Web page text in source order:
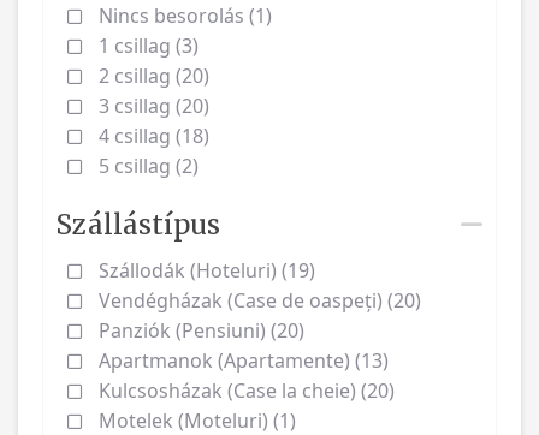
Nincs besorolás (1)
1 csillag (3)
2 csillag (20)
3 csillag (20)
4 csillag (18)
5 csillag (2)
Szállástípus
Szállodák (Hoteluri) (19)
Vendégházak (Case de oaspeți) (20)
Panziók (Pensiuni) (20)
Apartmanok (Apartamente) (13)
Kulcsosházak (Case la cheie) (20)
Motelek (Moteluri) (1)